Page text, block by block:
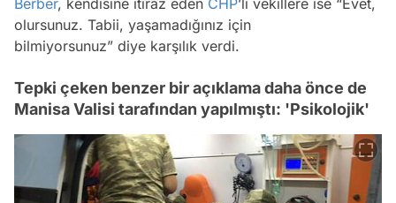
Berber, kendisine itiraz eden CHP’li vekillere ise “Evet,
olursunuz. Tabii, yaşamadığınız için
bilmiyorsunuz” diye karşılık verdi.
Tepki çeken benzer bir açıklama daha önce de
Manisa Valisi tarafından yapılmıştı: 'Psikolojik'